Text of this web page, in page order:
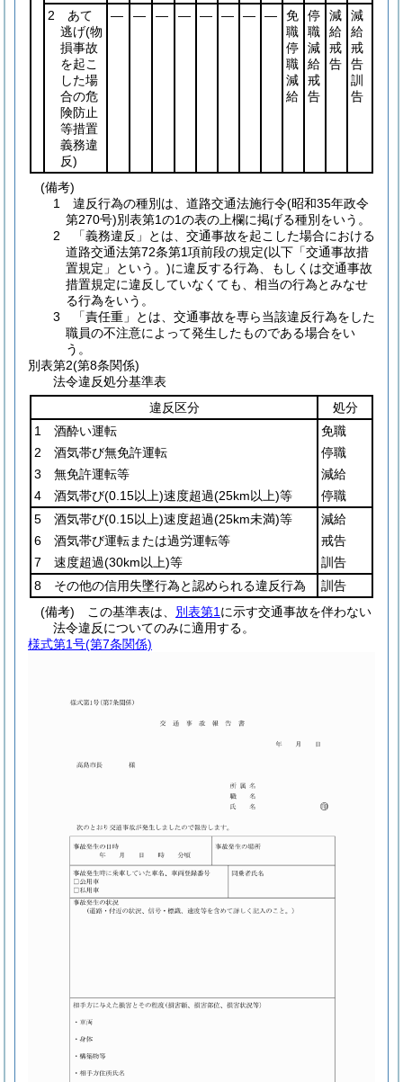
2 あて
逃げ(物
損事故
を起こ
した場
合の危
険防止
等措置
義務違
反)
― ― ― ― ― ― ― ―
免
職
停
職
減
給
停
職
減
給
戒
告
減
給
戒
告
減
給
戒
告
訓
告
(備考)
1 違反行為の種別は、道路交通法施行令(昭和35年政令
第270号)別表第1の1の表の上欄に掲げる種別をいう。
2 「義務違反」とは、交通事故を起こした場合における
道路交通法第72条第1項前段の規定(以下「交通事故措
置規定」という。)に違反する行為、もしくは交通事故
措置規定に違反していなくても、相当の行為とみなせ
る行為をいう。
3 「責任重」とは、交通事故を専ら当該違反行為をした
職員の不注意によって発生したものである場合をい
う。
別表第2(第8条関係)
法令違反処分基準表
違反区分
処分
1 酒酔い運転
免職
2 酒気帯び無免許運転
停職
3 無免許運転等
減給
4 酒気帯び(0.15以上)速度超過(25km以上)等
停職
5 酒気帯び(0.15以上)速度超過(25km未満)等
減給
6 酒気帯び運転または過労運転等
戒告
7 速度超過(30km以上)等
訓告
8 その他の信用失墜行為と認められる違反行為
訓告
(備考) この基準表は、 別表第1 に示す交通事故を伴わない
法令違反についてのみに適用する。
様式第1号(第7条関係)